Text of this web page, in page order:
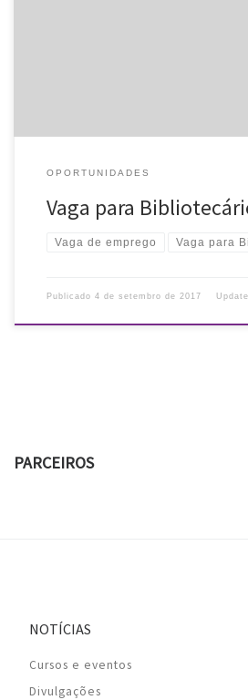
OPORTUNIDADES
Vaga para
Vaga de emprego Vaga para
Publicado 4 de setembro de 2017
PARCEIROS
NOTÍCIAS
Cursos e eventos
Divulgações